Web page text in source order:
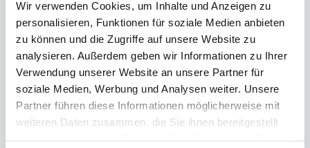
Wir verwenden Cookies, um Inhalte und Anzeigen zu
personalisieren, Funktionen für soziale Medien anbieten
zu können und die Zugriffe auf unsere Website zu
analysieren. Außerdem geben wir Informationen zu Ihrer
Verwendung unserer Website an unsere Partner für
soziale Medien, Werbung und Analysen weiter. Unsere
Partner führen diese Informationen möglicherweise mit
weiteren Daten zusammen, die Sie ihnen bereitgestellt
Informationen zur Rücksendung
Direkt chatten
Mit einem Mitarbeiter chatten
E-Mail senden
vragen@flycarpets.nl